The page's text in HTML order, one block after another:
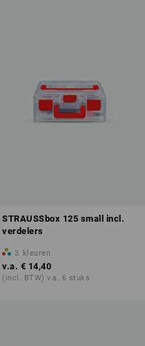
STRAUSSbox 125 small incl.
verdelers
3 kleuren
v.a. € 14,40
(incl. BTW) v.a. 6 stuks